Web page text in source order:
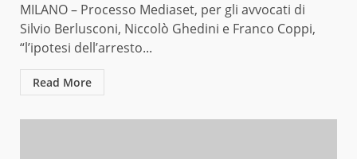
MILANO – Processo Mediaset, per gli avvocati di
Silvio Berlusconi, Niccolò Ghedini e Franco Coppi,
“l’ipotesi dell’arresto...
Read More